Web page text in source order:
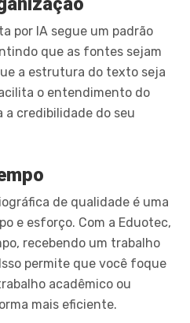
por IA segue um padrão
que as fontes sejam
a estrutura do texto seja
o entendimento do
credibilidade do seu
de qualidade é uma
e esforço. Com a Eduotec,
recebendo um trabalho
permite que você foque
acadêmico ou
mais eficiente.